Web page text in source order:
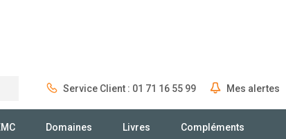
Service Client : 01 71 16 55 99 Mes alertes
Domaines Livres Compléments